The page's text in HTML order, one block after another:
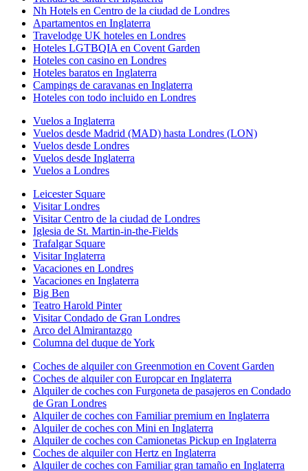
Nh Hotels en Centro de la ciudad de Londres
Apartamentos en Inglaterra
Travelodge UK hoteles en Londres
Hoteles LGTBQIA en Covent Garden
Hoteles con casino en Londres
Hoteles baratos en Inglaterra
Campings de caravanas en Inglaterra
Hoteles con todo incluido en Londres
Vuelos a Inglaterra
Vuelos desde Madrid (MAD) hasta Londres (LON)
Vuelos desde Londres
Vuelos desde Inglaterra
Vuelos a Londres
Leicester Square
Visitar Londres
Visitar Centro de la ciudad de Londres
Iglesia de St. Martin-in-the-Fields
Trafalgar Square
Visitar Inglaterra
Vacaciones en Londres
Vacaciones en Inglaterra
Big Ben
Teatro Harold Pinter
Visitar Condado de Gran Londres
Arco del Almirantazgo
Columna del duque de York
Coches de alquiler con Greenmotion en Covent Garden
Coches de alquiler con Europcar en Inglaterra
Alquiler de coches con Furgoneta de pasajeros en Condado
de Gran Londres
Alquiler de coches con Familiar premium en Inglaterra
Alquiler de coches con Mini en Inglaterra
Alquiler de coches con Camionetas Pickup en Inglaterra
Coches de alquiler con Hertz en Inglaterra
Alquiler de coches con Familiar gran tamaño en Inglaterra